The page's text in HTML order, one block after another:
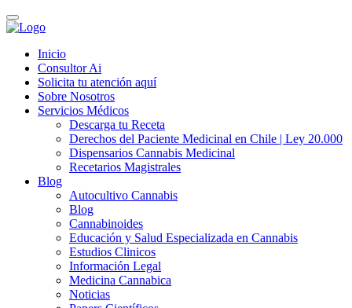
Inicio
Consultor Ai
Solicita tu atención aquí
Sobre Nosotros
Servicios Médicos
Descarga tu Receta
Derechos del Paciente Medicinal en Chile | Ley 20.000
Dispensarios Cannabis Medicinal
Recetarios Magistrales
Blog
Autocultivo Cannabis
Blog
Cannabinoides
Educación y Salud Especializada en Cannabis
Estudios Clinicos
Información Legal
Medicina Cannabica
Noticias